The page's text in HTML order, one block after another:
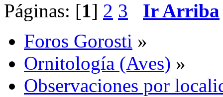
Páginas: [1] 2 3
Ir Arriba
Foros Gorosti »
Ornitología (Aves) »
Observaciones por